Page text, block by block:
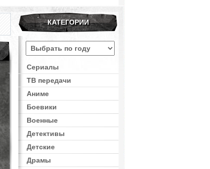
КАТЕГОРИИ
Сериалы
ТВ передачи
Аниме
Боевики
Военные
Детективы
Детские
Драмы